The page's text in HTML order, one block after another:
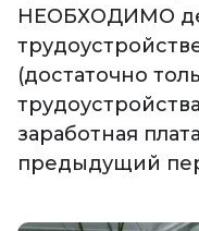
НЕОБХОДИМО
(достаточно
заработная
предыдущий